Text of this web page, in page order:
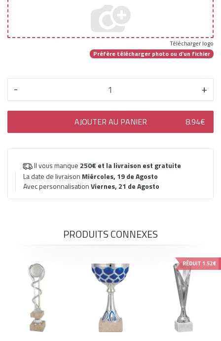
Télécharger logo
Préfère télécharger photo ou d'un fichier
- +
AJOUTER AU PANIER 8.94€
Il vous manque 250€ et la livraison est gratuite
La date de livraison Miércoles, 19 de Agosto
Avec personnalisationViernes, 21 de Agosto
PRODUITS CONNEXES
RÉDUIT 1.52€